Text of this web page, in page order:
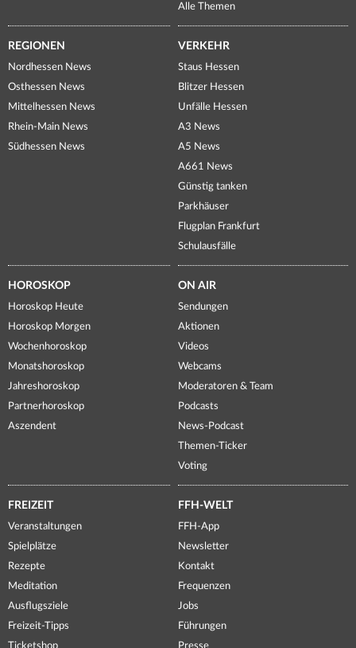
Alle Themen
REGIONEN
Nordhessen News
Osthessen News
Mittelhessen News
Rhein-Main News
Südhessen News
VERKEHR
Staus Hessen
Blitzer Hessen
Unfälle Hessen
A3 News
A5 News
A661 News
Günstig tanken
Parkhäuser
Flugplan Frankfurt
Schulausfälle
HOROSKOP
Horoskop Heute
Horoskop Morgen
Wochenhoroskop
Monatshoroskop
Jahreshoroskop
Partnerhoroskop
Aszendent
ON AIR
Sendungen
Aktionen
Videos
Webcams
Moderatoren & Team
Podcasts
News-Podcast
Themen-Ticker
Voting
FREIZEIT
Veranstaltungen
Spielplätze
Rezepte
Meditation
Ausflugsziele
Freizeit-Tipps
Ticketshop
FFH-WELT
FFH-App
Newsletter
Kontakt
Frequenzen
Jobs
Führungen
Presse